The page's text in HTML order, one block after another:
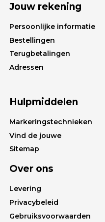
Jouw rekening
Persoonlijke informatie
Bestellingen
Terugbetalingen
Adressen
Hulpmiddelen
Markeringstechnieken
Vind de jouwe
Sitemap
Over ons
Levering
Privacybeleid
Gebruiksvoorwaarden